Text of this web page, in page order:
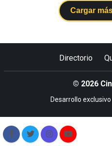
Cargar
Directorio
© 2026
Desarrollo